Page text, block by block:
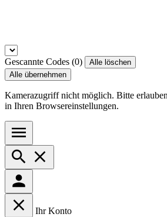
Gescannte Codes (0)
Alle löschen
Alle übernehmen
Kamerazugriff nicht möglich. Bitte
in Ihren Browsereinstellungen.
Ihr Konto